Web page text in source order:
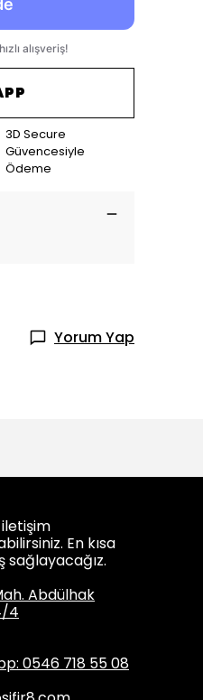
3D Secure
Güvencesiyle
Ödeme
Yorum Yap
En kısa
sağlayacağız.
Abdülhak
4
0546 718 55 08